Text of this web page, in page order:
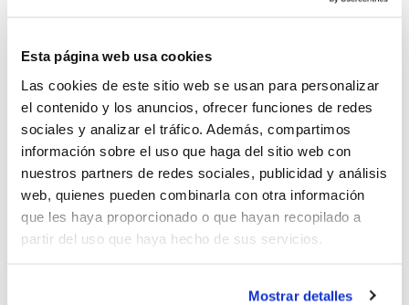
Esta página web usa cookies
Las cookies de este sitio web se usan para personalizar
el contenido y los anuncios, ofrecer funciones de redes
sociales y analizar el tráfico. Además, compartimos
información sobre el uso que haga del sitio web con
nuestros partners de redes sociales, publicidad y análisis
web, quienes pueden combinarla con otra información
que les haya proporcionado o que hayan recopilado a
partir del uso que haya hecho de sus servicios.
Mostrar detalles
clasificación quedando como el único equipo invicto.
Los jugadores de Paco Martínez superaron en esta
última jornada a otro conjunto de la Comunidad:
Aquidos Arquitectes Burriana (87-61).
Los otros triunfos de la jornada para nuestros equipos
se los llevaronAguas de Calpeante A.B. Castelló (78-
60),C.B. Llíriafrente a Space Eivissa Bàsquet (92-59), y
Festival de Cine L´alfàsante Platja de Palma (101-
100).
Universidad Politécnica de Valencia y